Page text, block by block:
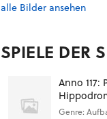
alle Bilder ansehen
SPIELE DER
Anno 117:
Genre: